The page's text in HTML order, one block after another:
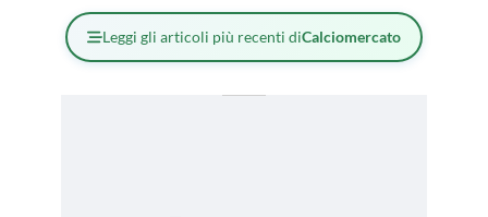
Leggi gli articoli più recenti diCalciomercato